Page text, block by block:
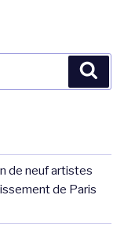
de neuf artistes
de Paris